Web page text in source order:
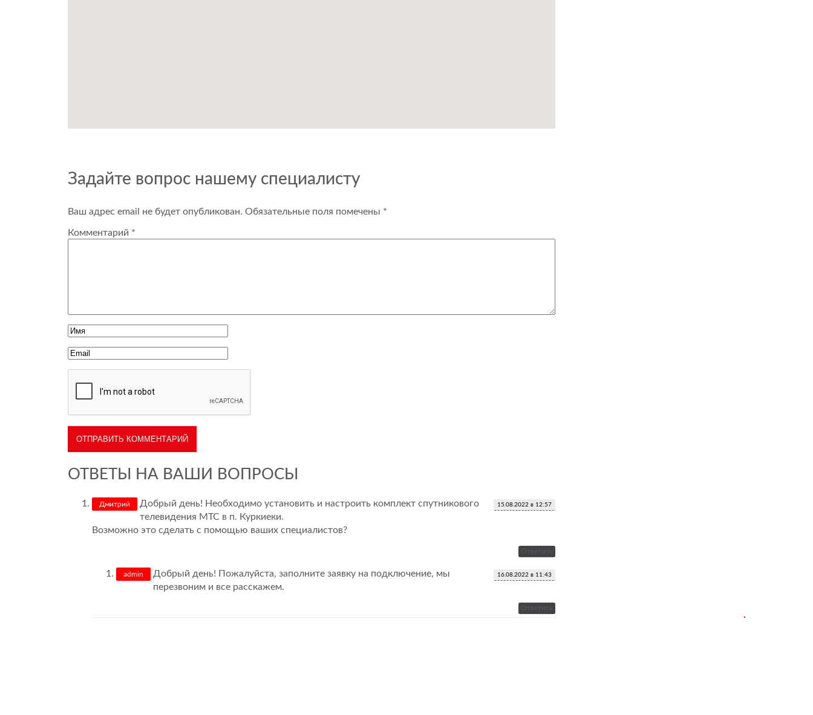
Задайте вопрос нашему специалисту
Ваш адрес email не будет опубликован. Обязательные поля помечены *
Комментарий *
ОТВЕТЫ НА ВАШИ ВОПРОСЫ
Дмитрий 15.08.2022 в 12:57
Добрый день! Необходимо установить и настроить комплект спутникового
телевидения МТС в п. Куркиеки.
Возможно это сделать с помощью ваших специалистов?
Ответить
admin 16.08.2022 в 11:43
Добрый день! Пожалуйста, заполните заявку на подключение, мы
перезвоним и все расскажем.
Ответить